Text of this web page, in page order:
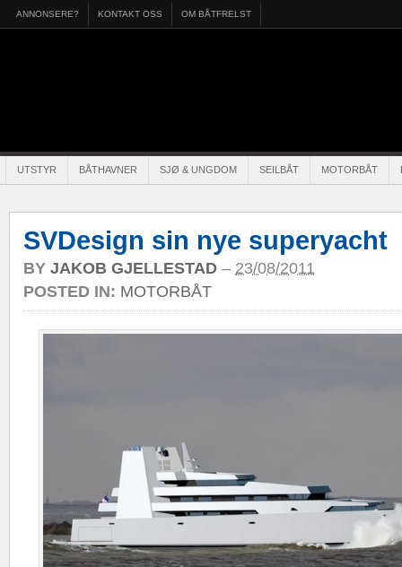
ANNONSERE? KONTAKT OSS OM BÅTFRELST
UTSTYR BÅTHAVNER SJØ & UNGDOM SEILBÅT MOTORBÅT
SVDesign sin nye superyacht
BY JAKOB GJELLESTAD – 23/08/2011
POSTED IN: MOTORBÅT